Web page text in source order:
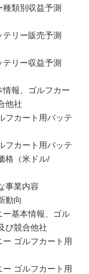
類別収益予測
リー販売予測
リー収益予測
報、ゴルフカー
他社
フカート用バッテ
フカート用バッテ
格（米ドル/
事業内容
動向
基本情報、ゴル
び競合他社
ゴルフカート用
ゴルフカート用